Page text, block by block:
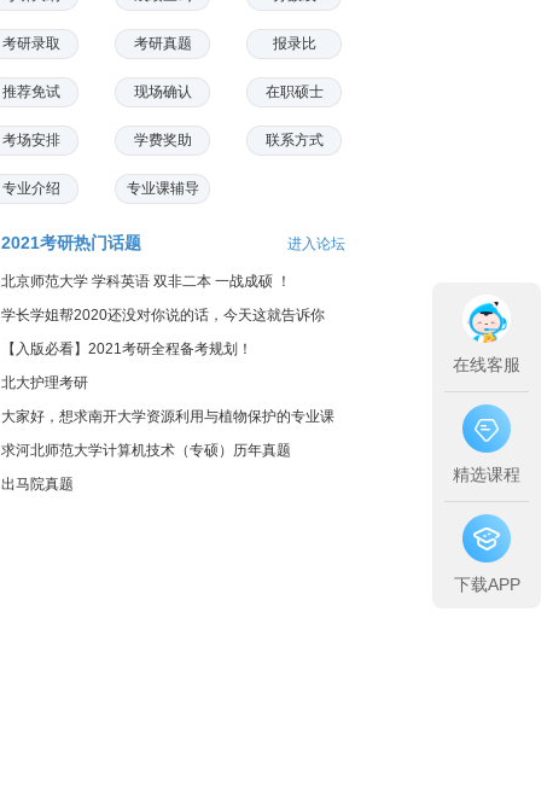
考研录取 考研真题 报录比
推荐免试 现场确认 在职硕士
考场安排 学费奖助 联系方式
专业介绍 专业课辅导
2021考研热门话题 进入论坛
北京师范大学 学科英语 双非二本 一战成硕 ！
学长学姐帮2020还没对你说的话，今天这就告诉你
【入版必看】2021考研全程备考规划！
北大护理考研
大家好，想求南开大学资源利用与植物保护的专业课
资料...
求河北师范大学计算机技术（专硕）历年真题
出马院真题
在线客服
精选课程
下载APP